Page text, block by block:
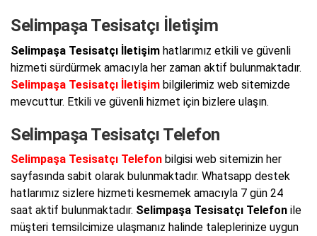
Selimpaşa Tesisatçı İletişim
Selimpaşa Tesisatçı İletişim hatlarımız etkili ve güvenli
hizmeti sürdürmek amacıyla her zaman aktif bulunmaktadır.
Selimpaşa Tesisatçı İletişim bilgilerimiz web sitemizde
mevcuttur. Etkili ve güvenli hizmet için bizlere ulaşın.
Selimpaşa Tesisatçı Telefon
Selimpaşa Tesisatçı Telefon bilgisi web sitemizin her
sayfasında sabit olarak bulunmaktadır. Whatsapp destek
hatlarımız sizlere hizmeti kesmemek amacıyla 7 gün 24
saat aktif bulunmaktadır. Selimpaşa Tesisatçı Telefon ile
müşteri temsilcimize ulaşmanız halinde taleplerinize uygun